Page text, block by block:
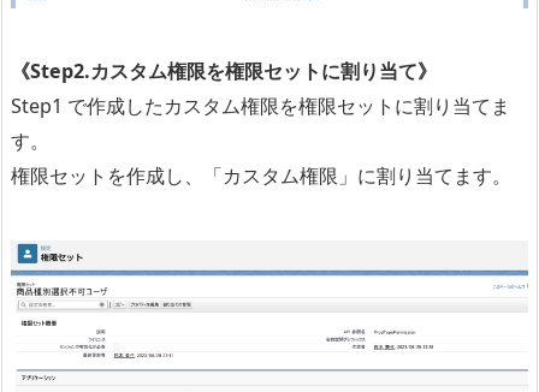
《Step2.カスタム権限を権限セットに割り当て》
Step1 で作成したカスタム権限を権限セットに割り当てま
す。
権限セットを作成し、「カスタム権限」に割り当てます。